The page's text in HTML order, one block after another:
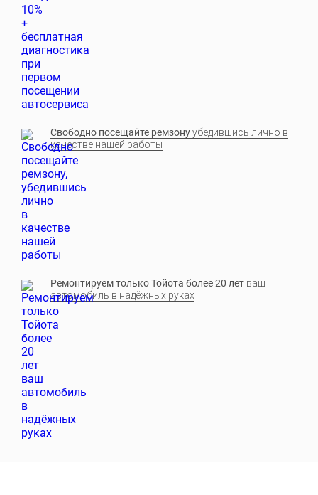
Свободно посещайте ремзонуубедившись лично в
качестве нашей работы
Ремонтируем только Тойота более 20 лет ваш
автомобиль в надёжных руках